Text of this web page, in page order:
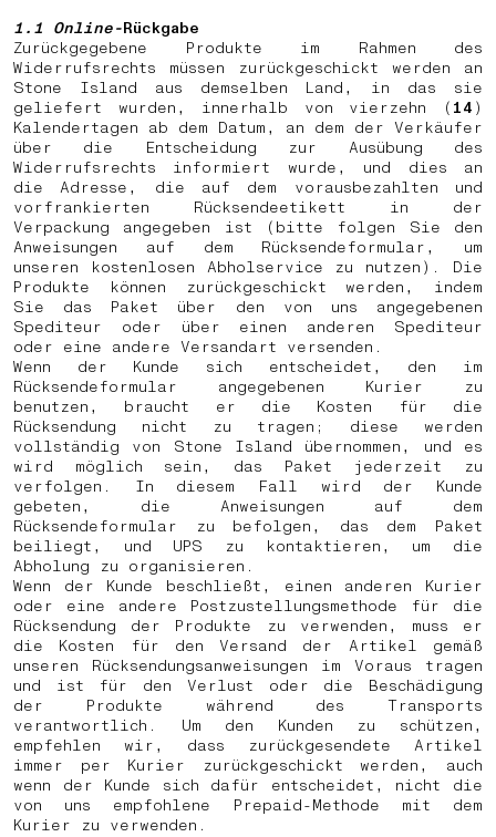
1.1 Online-Rückgabe
Zurückgegebene Produkte im Rahmen des
Widerrufsrechts müssen zurückgeschickt werden an
Stone Island aus demselben Land, in das sie
geliefert wurden, innerhalb von vierzehn ( 14 )
Kalendertagen ab dem Datum, an dem der Verkäufer
über die Entscheidung zur Ausübung des
Widerrufsrechts informiert wurde, und dies an
die Adresse, die auf dem vorausbezahlten und
vorfrankierten Rücksendeetikett in der
Verpackung angegeben ist (bitte folgen Sie den
Anweisungen auf dem Rücksendeformular, um
unseren kostenlosen Abholservice zu nutzen). Die
Produkte können zurückgeschickt werden, indem
Sie das Paket über den von uns angegebenen
Spediteur oder über einen anderen Spediteur
oder eine andere Versandart versenden.
Wenn der Kunde sich entscheidet, den im
Rücksendeformular angegebenen Kurier zu
benutzen, braucht er die Kosten für die
Rücksendung nicht zu tragen; diese werden
vollständig von Stone Island übernommen, und es
wird möglich sein, das Paket jederzeit zu
verfolgen. In diesem Fall wird der Kunde
gebeten, die Anweisungen auf dem
Rücksendeformular zu befolgen, das dem Paket
beiliegt, und UPS zu kontaktieren, um die
Abholung zu organisieren.
Wenn der Kunde beschließt, einen anderen Kurier
oder eine andere Postzustellungsmethode für die
Rücksendung der Produkte zu verwenden, muss er
die Kosten für den Versand der Artikel gemäß
unseren Rücksendungsanweisungen im Voraus tragen
und ist für den Verlust oder die Beschädigung
der Produkte während des Transports
verantwortlich. Um den Kunden zu schützen,
empfehlen wir, dass zurückgesendete Artikel
immer per Kurier zurückgeschickt werden, auch
wenn der Kunde sich dafür entscheidet, nicht die
von uns empfohlene Prepaid-Methode mit dem
Kurier zu verwenden.